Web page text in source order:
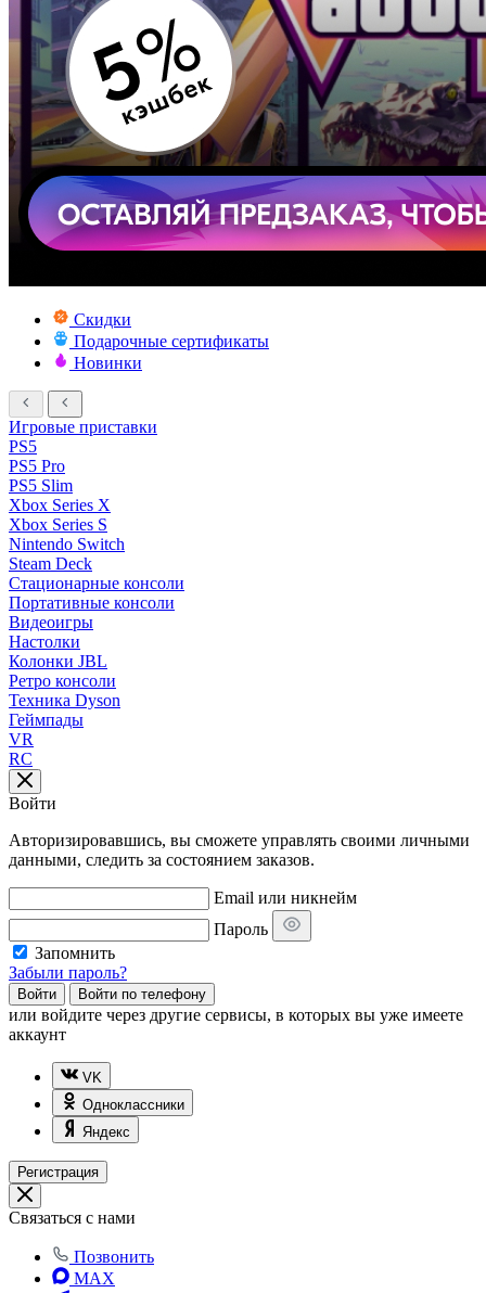
Скидки
Подарочные сертификаты
Новинки
Игровые приставки
PS5
PS5 Pro
PS5 Slim
Xbox Series X
Xbox Series S
Nintendo Switch
Steam Deck
Стационарные консоли
Портативные консоли
Видеоигры
Настолки
Колонки JBL
Ретро консоли
Техника Dyson
Геймпады
VR
RC
Войти
Авторизировавшись, вы сможете управлять своими личными
данными, следить за состоянием заказов.
Email или никнейм
Пароль
Запомнить
Забыли пароль?
Войти Войти по телефону
или войдите через другие сервисы, в которых вы уже имеете
аккаунт
VK
Одноклассники
Яндекс
Регистрация
Связаться с нами
Позвонить
MAX